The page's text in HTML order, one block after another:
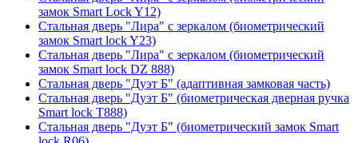
замок Smart Lock Y12)
Стальная дверь "Лира" с зеркалом (биометрический
замок Smart lock Y23)
Стальная дверь "Лира" с зеркалом (биометрический
замок Smart lock DZ 888)
Стальная дверь "Дуэт Б" (адаптивная замковая часть)
Стальная дверь "Дуэт Б" (биометрическая дверная ручка
Smart lock T888)
Стальная дверь "Дуэт Б" (биометрический замок Smart